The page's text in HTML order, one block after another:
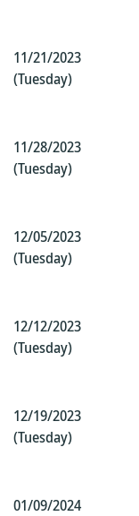
11/21/2023
(Tuesday)
11/28/2023
(Tuesday)
12/05/2023
(Tuesday)
12/12/2023
(Tuesday)
12/19/2023
(Tuesday)
01/09/2024